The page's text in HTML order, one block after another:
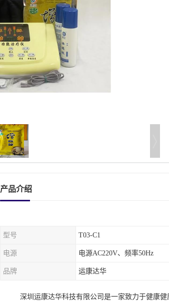
产品介绍
型号 T03-C1
电源 电源AC220V、频率50Hz
品牌 运康达华
深圳运康达华科技有限公司是一家致力于健康